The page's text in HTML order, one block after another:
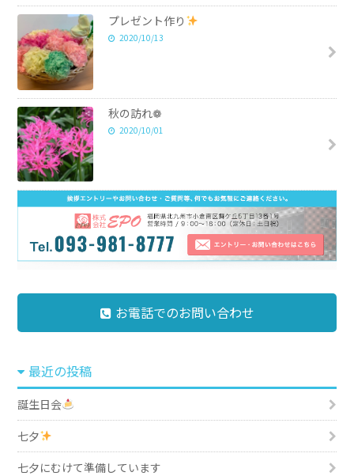
プレゼント作り
2020/10/13
秋の訪れ❁
2020/10/01
お電話でのお問い合わせ
最近の投稿
誕生日会
七夕
七夕にむけて準備しています